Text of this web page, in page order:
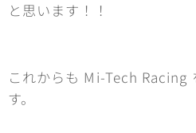
と思います！！
これからも Mi-Tech Racing
す。